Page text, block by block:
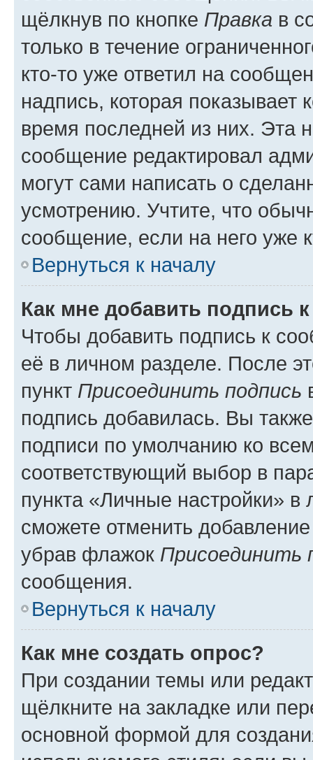
щёлкнув по кнопке Правка в
только в течение
кто-то уже ответил на
надпись, которая показывает
время последней из них. Эта
сообщение редактировал
могут сами написать о
усмотрению. Учтите, что
сообщение, если на него уже
Вернуться к началу
Как мне добавить подпись
Чтобы добавить подпись к
её в личном разделе. После
пункт Присоединить подпись
подпись добавилась. Вы
подписи по умолчанию ко
соответствующий выбор в
пункта «Личные настройки»
сможете отменить
убрав флажок Присоединить
сообщения.
Вернуться к началу
Как мне создать опрос?
При создании темы или
щёлкните на закладке или
основной формой для